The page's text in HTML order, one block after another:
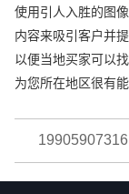
使用引人入胜的图
内容来吸引客户并
以便当地买家可以
为您所在地区很有
19905907316